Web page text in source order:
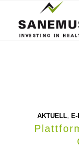
AKTUELL,